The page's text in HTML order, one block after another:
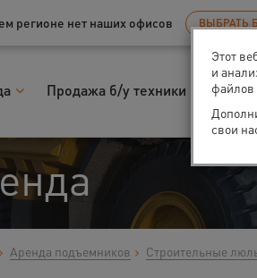
Тюмень
регионе нет наших офисов ВЫБРАТЬ
Продажа б/у техники
Аренда подъемников Строительные
Этот
и
файлов
свои